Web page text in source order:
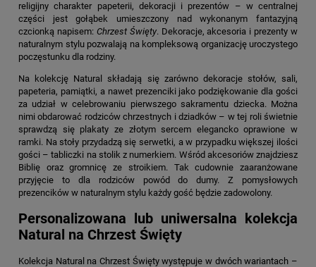
religijny charakter papeterii, dekoracji i prezentów – w centralnej
części jest gołąbek umieszczony nad wykonanym fantazyjną
czcionką napisem: Chrzest Święty. Dekoracje, akcesoria i prezenty w
naturalnym stylu pozwalają na kompleksową organizację uroczystego
poczęstunku dla rodziny.
Na kolekcję Natural składają się zarówno dekoracje stołów, sali,
papeteria, pamiątki, a nawet prezenciki jako podziękowanie dla gości
za udział w celebrowaniu pierwszego sakramentu dziecka. Można
nimi obdarować rodziców chrzestnych i dziadków – w tej roli świetnie
sprawdzą się plakaty ze złotym sercem elegancko oprawione w
ramki. Na stoły przydadzą się serwetki, a w przypadku większej ilości
gości – tabliczki na stolik z numerkiem. Wśród akcesoriów znajdziesz
Biblię oraz gromnicę ze stroikiem. Tak cudownie zaaranżowane
przyjęcie to dla rodziców powód do dumy. Z pomysłowych
prezencików w naturalnym stylu każdy gość będzie zadowolony.
Personalizowana lub uniwersalna kolekcja
Natural na Chrzest Święty
Kolekcja Natural na Chrzest Świętywystępuje w dwóch wariantach –